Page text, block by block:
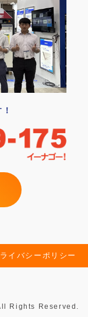
イバシーポリシー
Rights Reserved.